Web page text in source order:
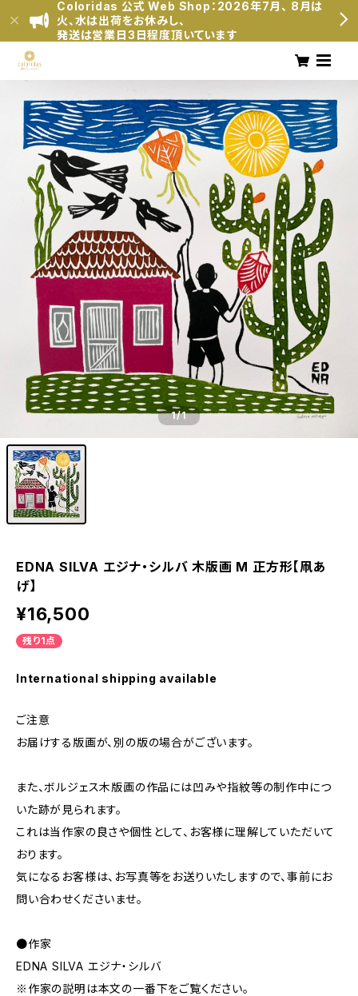
Coloridas 公式 Web Shop：2026年7月、 8月は
火、水は出荷をお休みし、
発送は営業日3日程度頂いています
1/1
EDNA SILVA エジナ・シルバ 木版画 M 正方形【凧あ
げ】
¥16,500
残り1点
International shipping available
ご注意
お届けする版画が、別の版の場合がございます。
また、ボルジェス木版画の作品には凹みや指紋等の制作中につ
いた跡が見られます。
これは当作家の良さや個性として、お客様に理解していただいて
おります。
気になるお客様は、お写真等をお送りいたしますので、事前にお
問い合わせくださいませ。
●作家
EDNA SILVA エジナ・シルバ
※作家の説明は本文の一番下をご覧ください。